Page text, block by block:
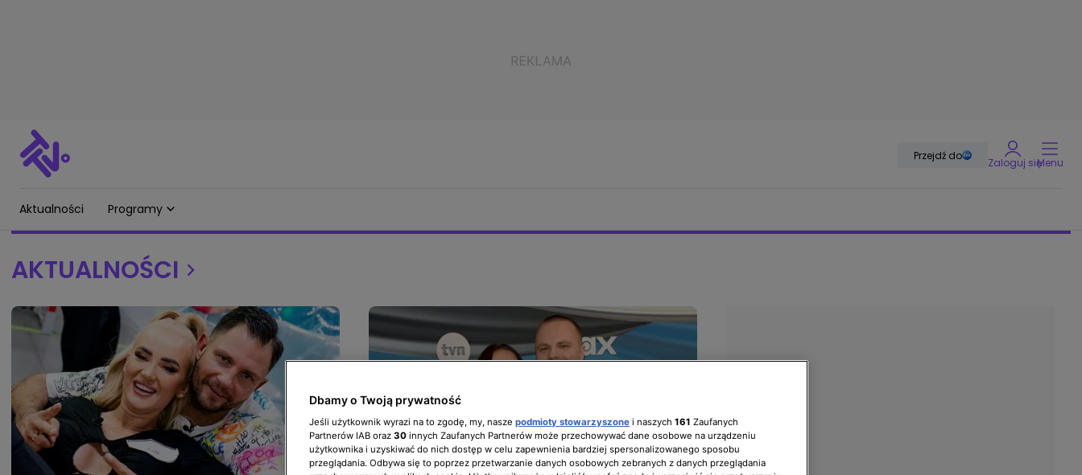
Przejdź do
Zaloguj sięMenu
Aktualności Programy
AKTUALNOŚCI
Dbamy o Twoją prywatność
Jeśli użytkownik wyrazi na to zgodę, my, nasze podmioty stowarzyszone i naszych 161 Zaufanych
Partnerów IAB oraz 30 innych Zaufanych Partnerów może przechowywać dane osobowe na urządzeniu
użytkownika i uzyskiwać do nich dostęp w celu zapewnienia bardziej spersonalizowanego sposobu
przeglądania. Odbywa się to poprzez przetwarzanie danych osobowych zebranych z danych przeglądania